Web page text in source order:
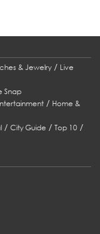
& Jewelry/ Live
Snap
/ Home &
/City Guide /Top 10 /